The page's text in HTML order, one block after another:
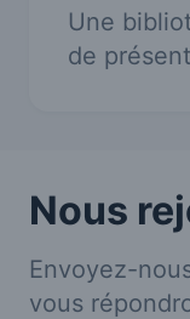
Une
de
Nous
Envoyez-
vous